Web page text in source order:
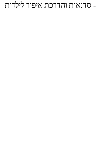
כל הזכויות שמורות לליאת מייקאפ 2025 - סדנאות והדרכת איפור לילדות